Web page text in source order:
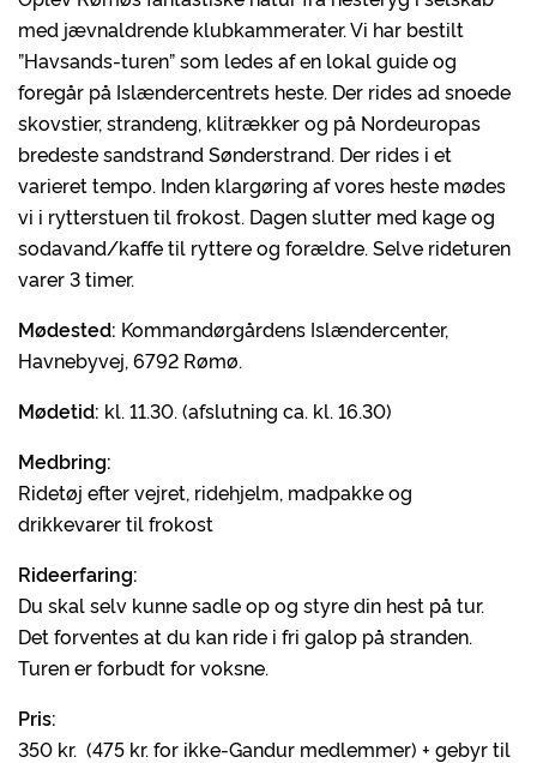
med jævnaldrende klubkammerater. Vi har bestilt
”Havsands-turen” som ledes af en lokal guide og
foregår på Islændercentrets heste. Der rides ad snoede
skovstier, strandeng, klitrækker og på Nordeuropas
bredeste sandstrand Sønderstrand. Der rides i et
varieret tempo. Inden klargøring af vores heste mødes
vi i rytterstuen til frokost. Dagen slutter med kage og
sodavand/kaffe til ryttere og forældre. Selve rideturen
varer 3 timer.
Mødested: Kommandørgårdens Islændercenter,
Havnebyvej, 6792 Rømø.
Mødetid: kl. 11.30. (afslutning ca. kl. 16.30)
Medbring:
Ridetøj efter vejret, ridehjelm, madpakke og
drikkevarer til frokost
Rideerfaring:
Du skal selv kunne sadle op og styre din hest på tur.
Det forventes at du kan ride i fri galop på stranden.
Turen er forbudt for voksne.
Pris:
350 kr. (475 kr. for ikke-Gandur medlemmer) + gebyr til